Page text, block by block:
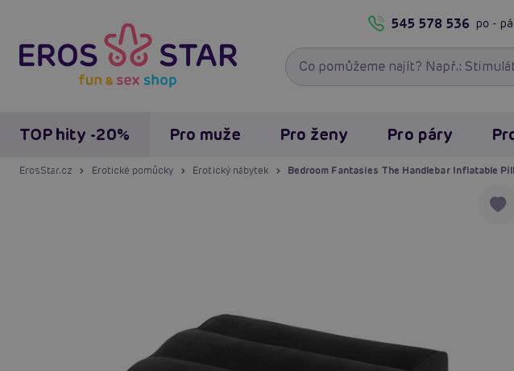
545 578 536 po - pá
TOP hity -20% Pro muže Pro ženy Pro páry
ErosStar.cz Erotické pomůcky Erotický nábytek Bedroom Fantasies The Handlebar Inflatable